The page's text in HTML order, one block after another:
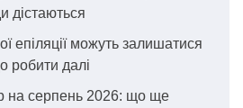
дістаються
епіляції можуть залишатися
робити далі
на серпень 2026: що ще